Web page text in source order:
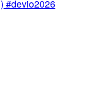
#devio2026